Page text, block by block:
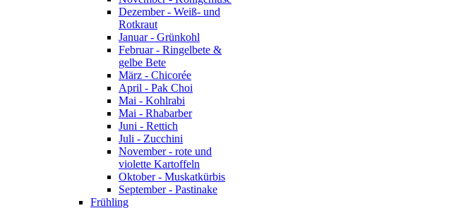
Dezember - Weiß- und
Rotkraut
Januar - Grünkohl
Februar - Ringelbete &
gelbe Bete
März - Chicorée
April - Pak Choi
Mai - Kohlrabi
Mai - Rhabarber
Juni - Rettich
Juli - Zucchini
November - rote und
violette Kartoffeln
Oktober - Muskatkürbis
September - Pastinake
Frühling